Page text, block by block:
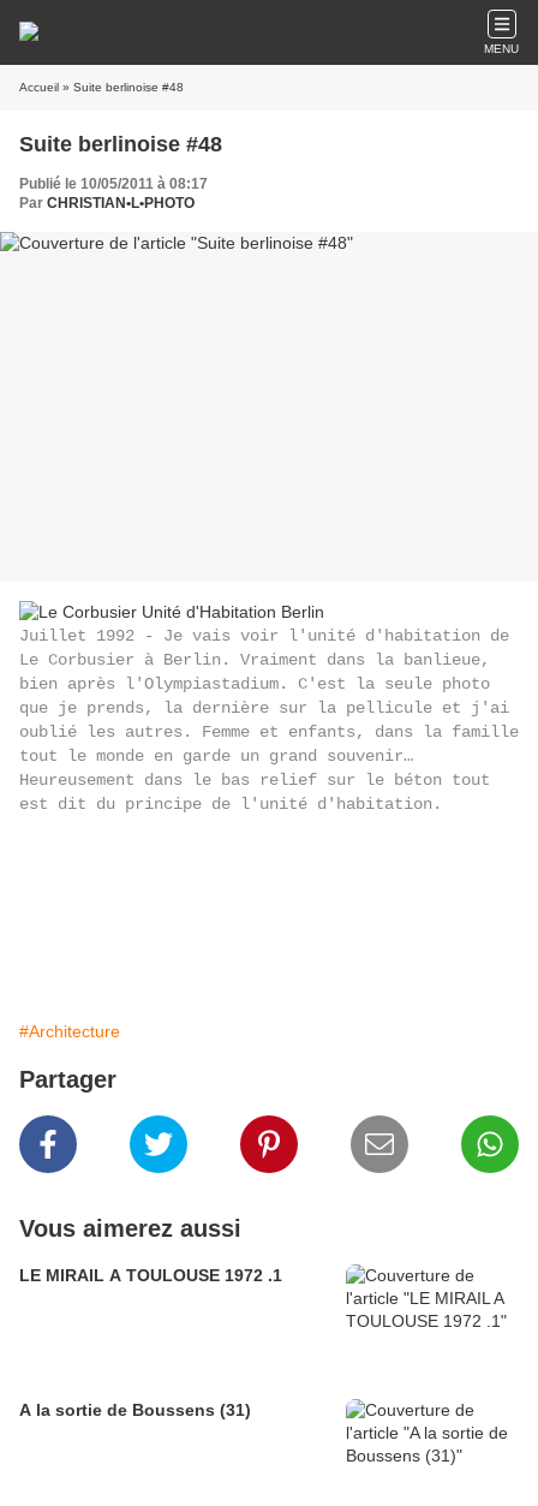
MENU
Accueil » Suite berlinoise #48
Suite berlinoise #48
Publié le 10/05/2011 à 08:17
Par CHRISTIAN•L•PHOTO
Juillet 1992 - Je vais voir l'unité d'habitation de
Le Corbusier à Berlin. Vraiment dans la banlieue,
bien après l'Olympiastadium. C'est la seule photo
que je prends, la dernière sur la pellicule et j'ai
oublié les autres. Femme et enfants, dans la famille
tout le monde en garde un grand souvenir…
Heureusement dans le bas relief sur le béton tout
est dit du principe de l'unité d'habitation.
#Architecture
Partager
Vous aimerez aussi
LE MIRAIL A TOULOUSE 1972 .1
A la sortie de Boussens (31)